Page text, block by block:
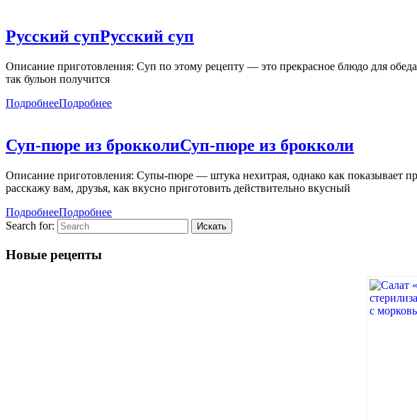
Русский супРусский суп
Описание приготовления: Суп по этому рецепту — это прекрасное блюдо для
так бульон получится
ПодробнееПодробнее
Суп-пюре из брокколиСуп-пюре из брокколи
Описание приготовления: Супы-пюре — штука нехитрая, однако как показывает
расскажу вам, друзья, как вкусно приготовить действительно вкусный
ПодробнееПодробнее
Search for:
Новые рецепты